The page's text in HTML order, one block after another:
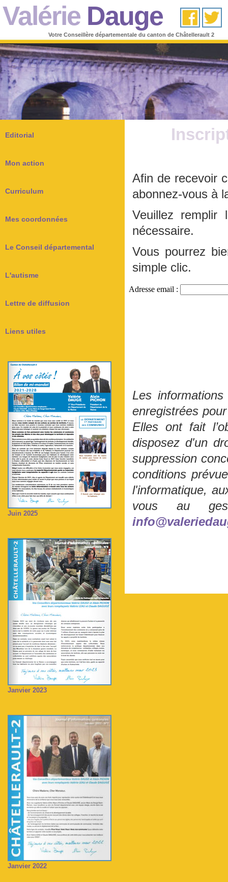
Valérie Dauge
Votre Conseillère départementale du canton de Châtellerault 2
Editorial
Mon action
Curriculum
Mes coordonnées
Le Conseil départemental
L'autisme
Lettre de diffusion
Liens utiles
Juin 2025
Janvier 2023
Janvier 2022
Afin de recevoir
abonnez-vous à
Veuillez remplir
nécessaire.
Vous pourrez
simple clic.
Les
enregistrées
Elles ont fait
disposez d'un
suppression
conditions
l'informatique,
vous au